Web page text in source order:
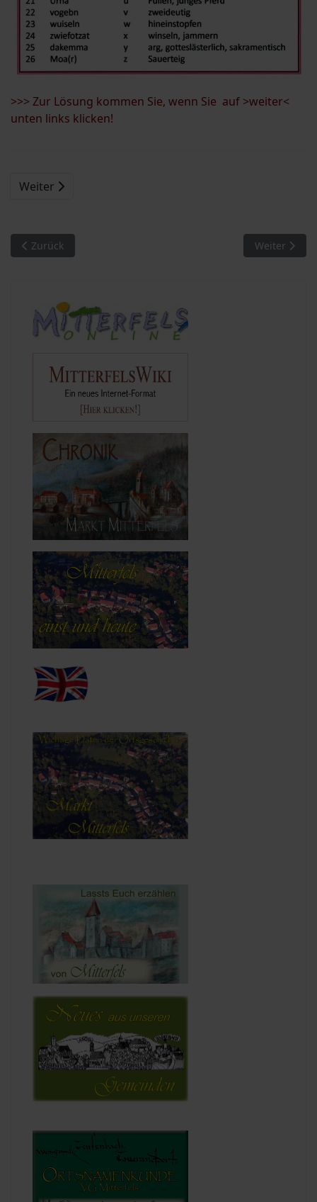
>>> Zur Lösung kommen Sie, wenn Sie auf >weiter<
unten links klicken!
Weiter
Vorheriger Beitrag: Eine Scheibelsgruber Erinnerung: Die
Zurück Nächster
Weiter